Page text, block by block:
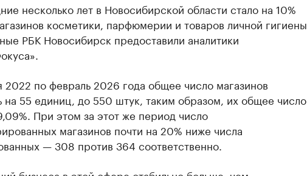
несколько лет в Новосибирской области стало на 10%
косметики, парфюмерии и товаров личной гигиены.
РБК Новосибирск предоставили аналитики
2022 по февраль 2026 года общее число магазинов
на 55 единиц, до 550 штук, таким образом, их общее число
При этом за этот же период число
магазинов почти на 20% ниже числа
— 308 против 364 соответственно.